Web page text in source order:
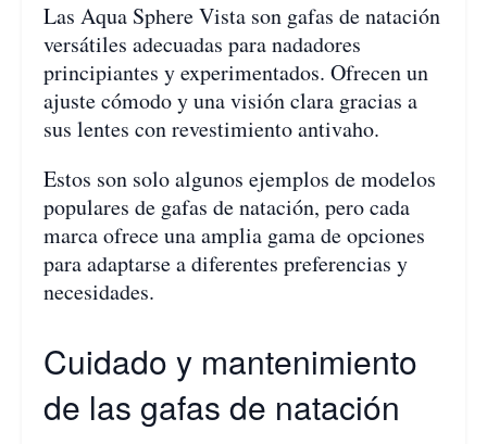
Las Aqua Sphere Vista son gafas de natación
versátiles adecuadas para nadadores
principiantes y experimentados. Ofrecen un
ajuste cómodo y una visión clara gracias a
sus lentes con revestimiento antivaho.
Estos son solo algunos ejemplos de modelos
populares de gafas de natación, pero cada
marca ofrece una amplia gama de opciones
para adaptarse a diferentes preferencias y
necesidades.
Cuidado y mantenimiento
de las gafas de natación